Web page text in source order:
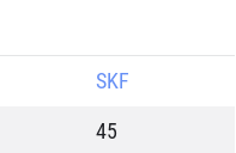
SKF
45